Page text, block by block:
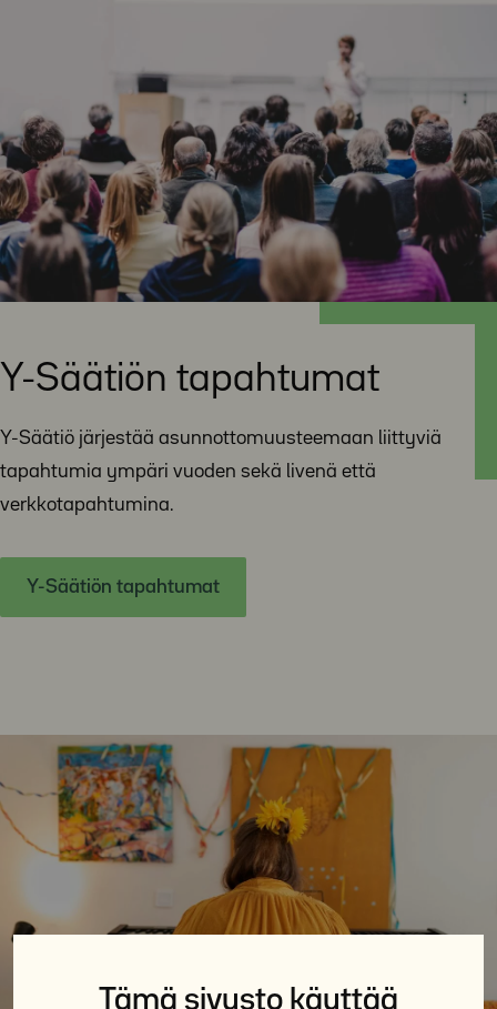
Tämä sivusto käyttää
Y-Säätiön tapahtumat
Y-Säätiö järjestää asunnottomuusteemaan liittyviä
tapahtumia ympäri vuoden sekä livenä että
verkkotapahtumina.
Y-Säätiön tapahtumat